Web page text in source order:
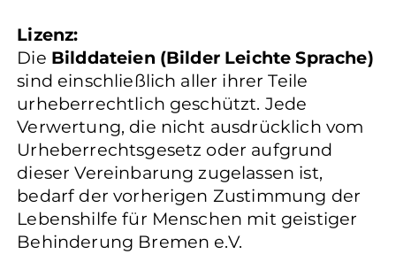
Lizenz:
Die Bilddateien (Bilder Leichte Sprache)
sind einschließlich aller ihrer Teile
urheberrechtlich geschützt. Jede
Verwertung, die nicht ausdrücklich vom
Urheberrechtsgesetz oder aufgrund
dieser Vereinbarung zugelassen ist,
bedarf der vorherigen Zustimmung der
Lebenshilfe für Menschen mit geistiger
Behinderung Bremen e.V.